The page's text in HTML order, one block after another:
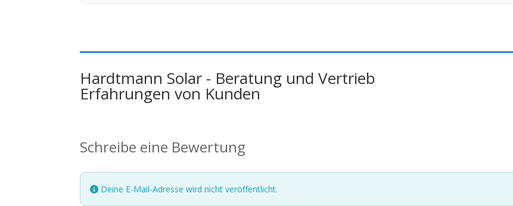
Hardtmann Solar - Beratung und Vertrieb
Erfahrungen von Kunden
Schreibe eine Bewertung
Deine E-Mail-Adresse wird nicht veröffentlicht.